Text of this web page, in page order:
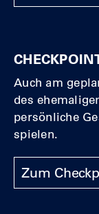
Auch am
des
persönliche
spielen.
Zum